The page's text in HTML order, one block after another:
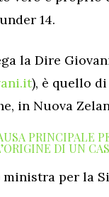
14.
la Dire
), è quello di
in Nuova
PRINCIPALE
DI UN
per la